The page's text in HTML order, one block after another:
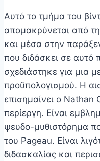
Αυτό το τμήμα του
απομακρύνεται από
και μέσα στην
που διδάσκει σε αυτό
σχεδιάστηκε για μια
προϋπολογισμού. Η
επισημαίνει ο Nathan
περίεργη. Είναι
ψευδο-μυθιστόρημα
του Pageau. Είναι
διδασκαλίας και